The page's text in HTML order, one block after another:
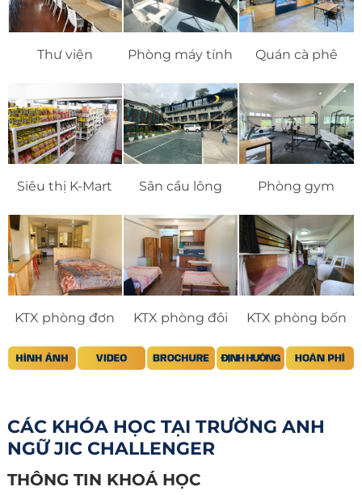
Thư viện Phòng máy tính Quán cà phê
Siêu thị K-Mart Sân cầu lông Phòng gym
KTX phòng đơn KTX phòng đôi KTX phòng bốn
CÁC KHÓA HỌC TẠI TRƯỜNG ANH
NGỮ JIC CHALLENGER
THÔNG TIN KHOÁ HỌC